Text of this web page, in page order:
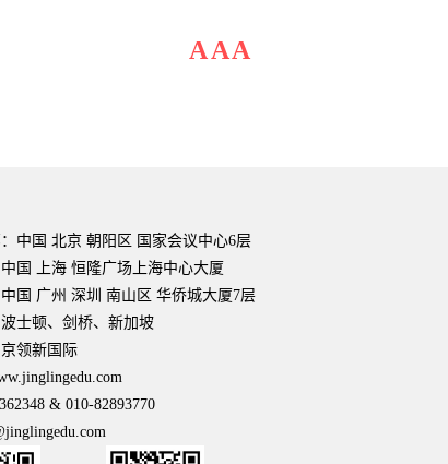
AAA
中国 北京 朝阳区 国家会议中心6层
中国 上海 恒隆广场上海中心大厦
国 广州 深圳 南山区 华侨城大厦7层
士顿、剑桥、新加坡
领新国际
& 010-82893770